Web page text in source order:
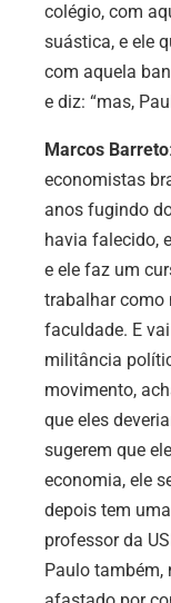
colégio, com
suástica, e ele
com aquela
e diz: “mas,
Marcos Barreto
economistas
anos fugindo
havia falecido,
e ele faz um
trabalhar como
faculdade. E
militância
movimento,
que eles
sugerem que
economia, ele
depois tem
professor da
Paulo também,